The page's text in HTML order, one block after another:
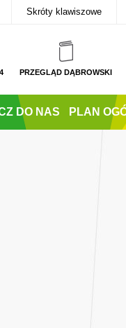
Skróty klawiszowe
PRZEGLĄD DĄBROWSKI
DO NAS PLAN